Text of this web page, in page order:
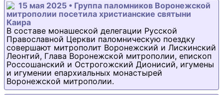
15 мая 2025 • Группа паломников Воронежской
митрополии посетила христианские святыни
Каира
В составе монашеской делегации Русской
Православной Церкви паломническую поездку
совершают митрополит Воронежский и Лискинский
Леонтий, Глава Воронежской митрополии, епископ
Россошанский и Острогожский Дионисий, игумены
и игумении епархиальных монастырей
Воронежской митрополии.